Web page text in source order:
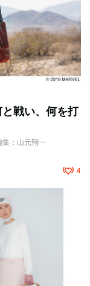
戦い、何を打
：山元翔一
4